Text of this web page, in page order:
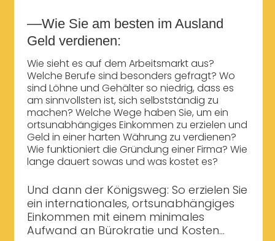
––Wie Sie am besten im Ausland
Geld verdienen:
Wie sieht es auf dem Arbeitsmarkt aus?
Welche Berufe sind besonders gefragt? Wo
sind Löhne und Gehälter so niedrig, dass es
am sinnvollsten ist, sich selbstständig zu
machen? Welche Wege haben Sie, um ein
ortsunabhängiges Einkommen zu erzielen und
Geld in einer harten Währung zu verdienen?
Wie funktioniert die Gründung einer Firma? Wie
lange dauert sowas und was kostet es?
Und dann der Königsweg: So erzielen Sie
ein internationales, ortsunabhängiges
Einkommen mit einem minimales
Aufwand an Bürokratie und Kosten...